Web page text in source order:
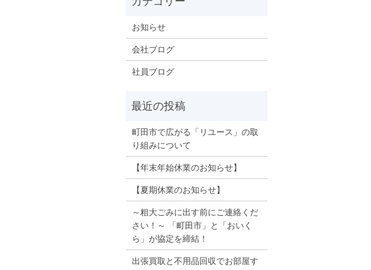
お知らせ
会社ブログ
社員ブログ
町田市で広がる「リユース」の取
り組みについて
【年末年始休業のお知らせ】
【夏期休業のお知らせ】
～粗大ごみに出す前にご連絡くだ
さい！～ 「町田市」と「おいく
ら」が協定を締結！
出張買取と不用品回収でお部屋す